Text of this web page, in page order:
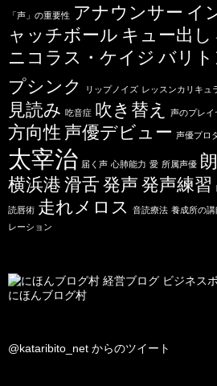
「声」の重要性 アナウンサー イ
ャッチボール キュー出し
ニコラス・ケイジ バリト
プシンク
リップノイズ レッスンカリキュ
見読み 吃音症 吹き替え 声のプレイ
方向性 声優デビュー 声優プロ
太宰治 届く声 心肺能力 愛 所属声優
横浜港 滑舌 発声 発声練習
読唇術 走れメロス 音読療法 養成所の講
レーション
にほんブログ村
@kataribito_net からのツイート